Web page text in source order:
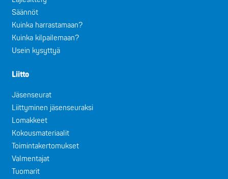
Säännöt
Kuinka harrastamaan?
Kuinka kilpailemaan?
Usein kysyttyä
Liitto
Jäsenseurat
Liittyminen jäsenseuraksi
Lomakkeet
Kokousmateriaalit
Toimintakertomukset
Valmentajat
Tuomarit